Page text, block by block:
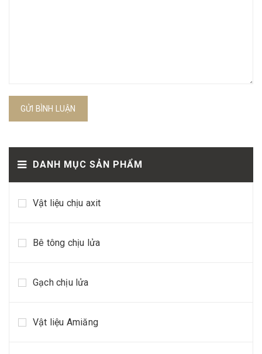
DANH MỤC SẢN PHẨM
Vật liệu chịu axit
Bê tông chịu lửa
Gạch chịu lửa
Vật liệu Amiăng
GỬI BÌNH LUẬN